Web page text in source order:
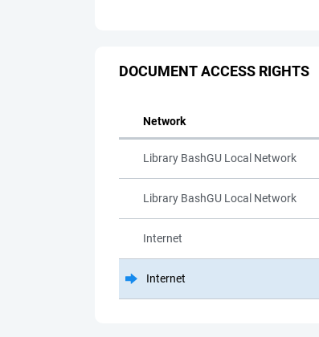
DOCUMENT ACCESS RIGHTS
Network
Library BashGU Local Network
Library BashGU Local Network
Internet
Internet